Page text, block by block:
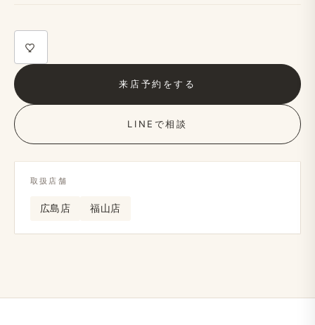
取扱店舗
広島店 福山店
来店予約を​する
LINEで​相談